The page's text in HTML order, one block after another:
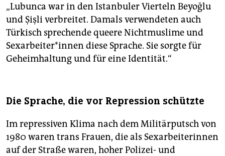
„Lubunca war in den Istanbuler Vierteln Beyoğlu
und Şişli verbreitet. Damals verwendeten auch
Türkisch sprechende queere Nichtmuslime und
Sexarbeiter*innen diese Sprache. Sie sorgte für
Geheimhaltung und für eine Identität.“
Die Sprache, die vor Repression schützte
Im repressiven Klima nach dem Militärputsch von
1980 waren trans Frauen, die als Sexarbeiterinnen
auf der Straße waren, hoher Polizei- und